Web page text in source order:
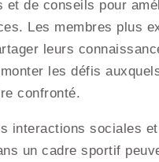
et de conseils pour
Les membres plus
leurs
les défis
confronté.
interactions sociales
un cadre sportif